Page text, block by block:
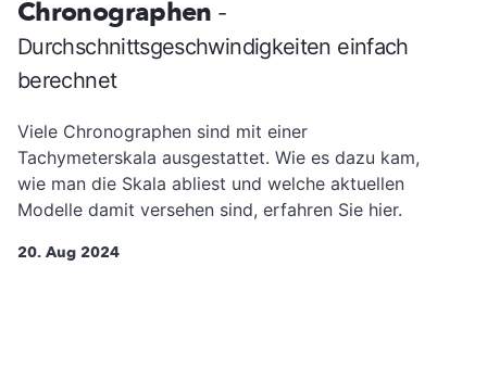
Chronographen -
Durchschnittsgeschwindigkeiten einfach
berechnet
Viele Chronographen sind mit einer
Tachymeterskala ausgestattet. Wie es dazu kam,
wie man die Skala abliest und welche aktuellen
Modelle damit versehen sind, erfahren Sie hier.
20. Aug 2024